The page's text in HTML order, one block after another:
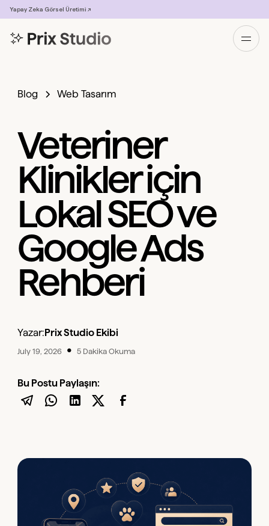
Yapay Zeka Görsel Üretimi ↗
Blog Web Tasarım
Veteriner
Klinikler için
Lokal SEO ve
Google Ads
Rehberi
Yazar: Prix Studio Ekibi
July 19, 2026 • 5 Dakika Okuma
Bu Postu Paylaşın: